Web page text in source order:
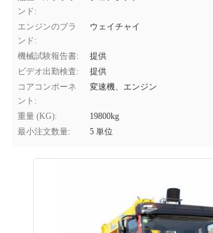
ンド:
エンジンのブラ
ンド:
ウェイチャイ
機械試験報告書:
提供
ビデオ出勤検査:
提供
コアコンポーネ
ント:
変速機、エンジン
重量 (KG):
19800kg
最小注文数量:
5 単位